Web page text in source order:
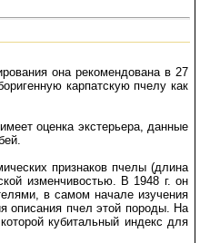
она рекомендована в 27
карпатскую пчелу как
оценка экстерьера, данные
признаков пчелы (длина
изменчивостью. В 1948 г. он
в самом начале изучения
описания пчел этой породы. На
кубитальный индекс для